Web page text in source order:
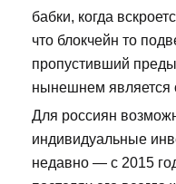
бабки, когда
что блокчейн то
пропустивший
нынешнем является
Для россиян
индивидуальные
недавно — с 2015